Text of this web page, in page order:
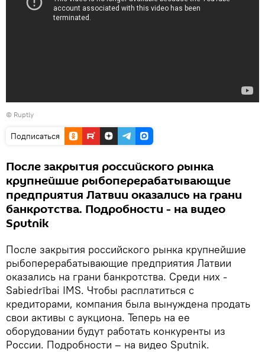
© Ruptly
Подписаться
После закрытия российского рынка
крупнейшие рыбоперерабатывающие
предприятия Латвии оказались на грани
банкротства. Подробности - на видео
Sputnik
После закрытия российского рынка крупнейшие
рыбоперерабатывающие предприятия Латвии
оказались на грани банкротства. Среди них -
Sabiedrībai IMS. Чтобы расплатиться с
кредиторами, компания была вынуждена продать
свои активы с аукциона. Теперь на ее
оборудовании будут работать конкуренты из
России. Подробности – на видео Sputnik.